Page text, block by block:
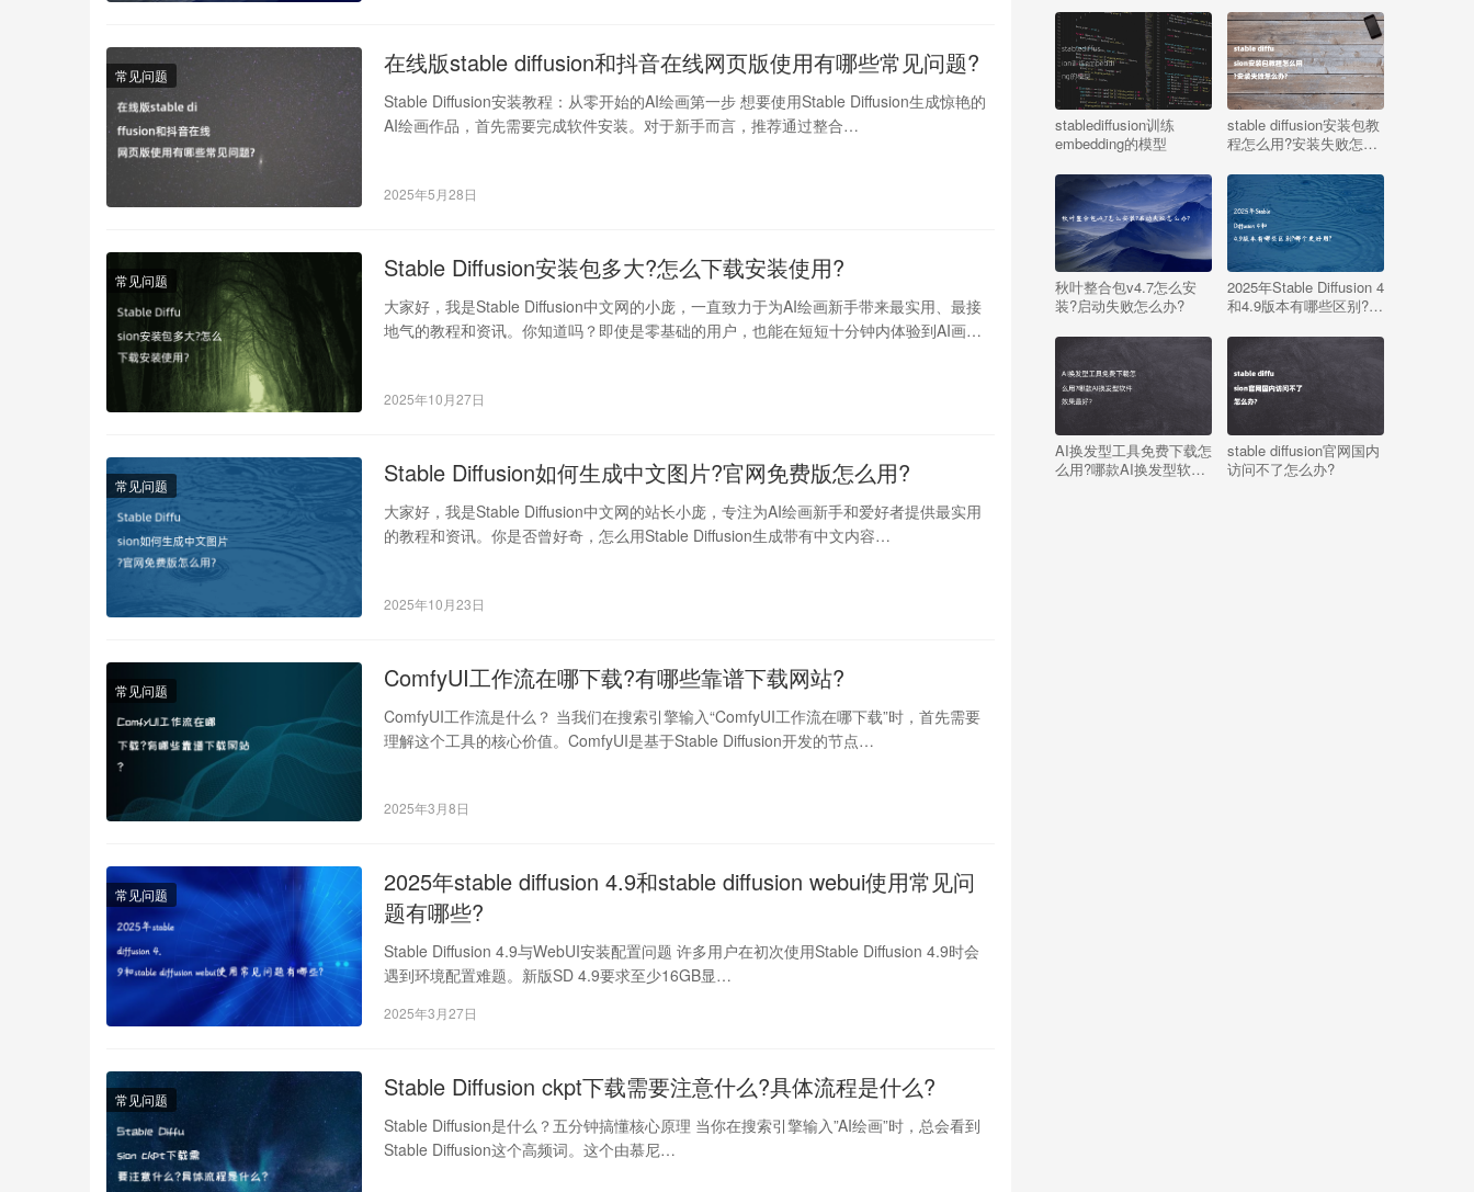
常见问题 在线版stable diffusion和抖音在线网页版使用有哪些常见问题?
Stable Diffusion安装教程：从零开始的AI绘画第一步 想要使用Stable Diffusion生成惊艳的
AI绘画作品，首先需要完成软件安装。对于新手而言，推荐通过整合…
2025年5月28日
常见问题 Stable Diffusion安装包多大?怎么下载安装使用?
大家好，我是Stable Diffusion中文网的小庞，一直致力于为AI绘画新手带来最实用、最接
地气的教程和资讯。你知道吗？即使是零基础的用户，也能在短短十分钟内体验到AI画画
2025年10月27日
常见问题 Stable Diffusion如何生成中文图片?官网免费版怎么用?
大家好，我是Stable Diffusion中文网的站长小庞，专注为AI绘画新手和爱好者提供最实用
的教程和资讯。你是否曾好奇，怎么用Stable Diffusion生成带有中文内容…
2025年10月23日
常见问题 ComfyUI工作流在哪下载?有哪些靠谱下载网站?
ComfyUI工作流是什么？ 当我们在搜索引擎输入“ComfyUI工作流在哪下载”时，首先需要
理解这个工具的核心价值。ComfyUI是基于Stable Diffusion开发的节点…
2025年3月8日
常见问题
2025年stable diffusion 4.9和stable diffusion webui使用常见问
题有哪些?
Stable Diffusion 4.9与WebUI安装配置问题 许多用户在初次使用Stable Diffusion 4.9时会
遇到环境配置难题。新版SD 4.9要求至少16GB显…
2025年3月27日
常见问题 Stable Diffusion ckpt下载需要注意什么?具体流程是什么?
Stable Diffusion是什么？五分钟搞懂核心原理 当你在搜索引擎输入”AI绘画”时，总会看到
Stable Diffusion这个高频词。这个由慕尼…
stablediffusion训练
embedding的模型
stable diffusion安装包教
程怎么用?安装失败怎么
秋叶整合包v4.7怎么安
装?启动失败怎么办?
2025年Stable Diffusion 4
和4.9版本有哪些区别?哪
AI换发型工具免费下载怎
么用?哪款AI换发型软件
stable diffusion官网国内
访问不了怎么办?